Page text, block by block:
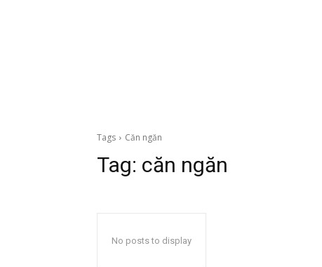
Tags Căn ngăn
Tag: căn ngăn
No posts to display